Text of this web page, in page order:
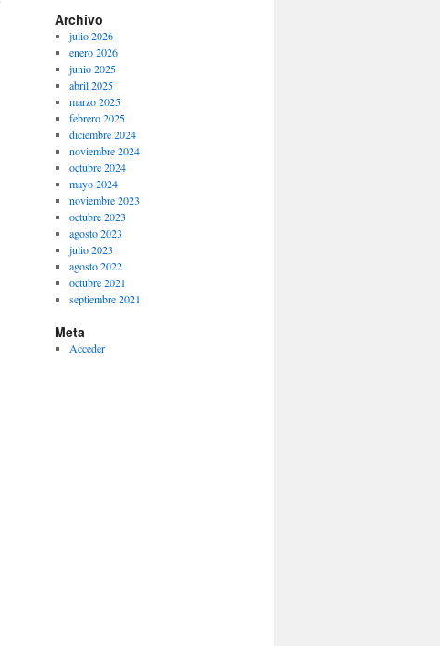
Archivo
julio 2026
enero 2026
junio 2025
abril 2025
marzo 2025
febrero 2025
diciembre 2024
noviembre 2024
octubre 2024
mayo 2024
noviembre 2023
octubre 2023
agosto 2023
julio 2023
agosto 2022
octubre 2021
septiembre 2021
Meta
Acceder